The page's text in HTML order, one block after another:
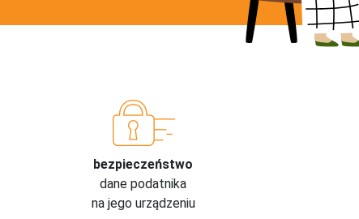
bezpieczeństwo
dane podatnika
na jego urządzeniu